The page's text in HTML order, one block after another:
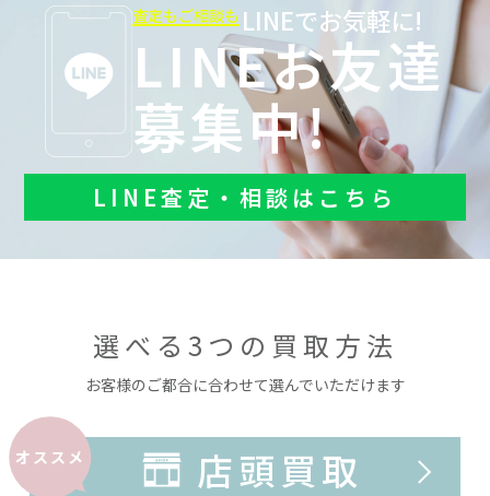
査定もご相談も LINEでお気軽に!
LINEお友達
募集中!
LINE査定・相談はこちら
選べる3つの買取方法
お客様のご都合に合わせて選んでいただけます
オススメ
店頭買取